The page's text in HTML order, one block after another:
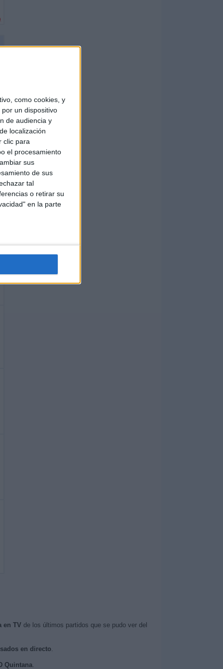
como cookies, y
un dispositivo
de audiencia y
localización
clic para
el procesamiento
sus
de sus
tal
o retirar su
en la parte
en TV de los últimos partidos que se pudo ver del
en directo.
Quintana.